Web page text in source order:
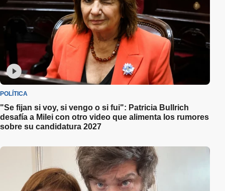
POLÍTICA
"Se fijan si voy, si vengo o si fui": Patricia Bullrich
desafía a Milei con otro video que alimenta los rumores
sobre su candidatura 2027